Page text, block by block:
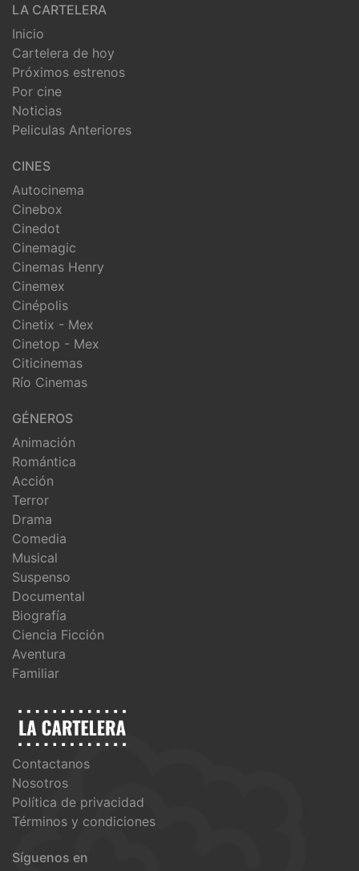
LA CARTELERA
Inicio
Cartelera de hoy
Próximos estrenos
Por cine
Noticias
Peliculas Anteriores
CINES
Autocinema
Cinebox
Cinedot
Cinemagic
Cinemas Henry
Cinemex
Cinépolis
Cinetix - Mex
Cinetop - Mex
Citicinemas
Río Cinemas
GÉNEROS
Animación
Romántica
Acción
Terror
Drama
Comedia
Musical
Suspenso
Documental
Biografía
Ciencia Ficción
Aventura
Familiar
Contactanos
Nosotros
Política de privacidad
Términos y condiciones
Síguenos en